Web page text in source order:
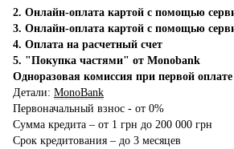
2. Онлайн-оплата картой с помощью
3. Онлайн-оплата картой с помощью
4. Оплата на расчетный счет
5. "Покупка частями" от Monobank
Одноразовая комиссия при первой
Детали: MonoBank
Первоначальный взнос - от 0%
Сумма кредита – от 1 грн до 200 000 грн
Срок кредитования – до 3 месяцев